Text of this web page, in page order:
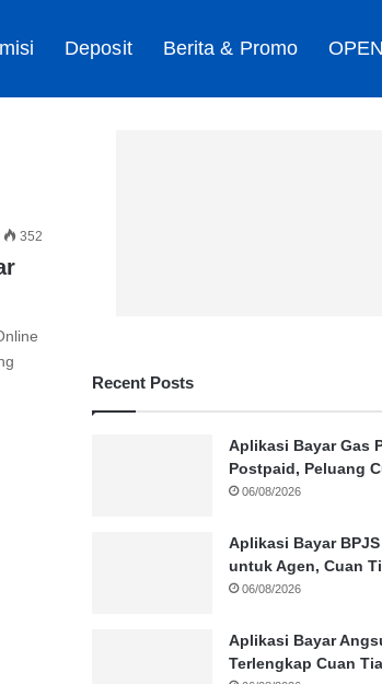
Deposit Berita & Promo
352
Recent Posts
Aplikasi Bayar Gas
Postpaid, Peluang
06/08/2026
Aplikasi Bayar
untuk Agen, Cuan
06/08/2026
Aplikasi Bayar
Terlengkap Cuan